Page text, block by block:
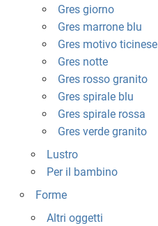
Gres giorno
Gres marrone blu
Gres motivo ticinese
Gres notte
Gres rosso granito
Gres spirale blu
Gres spirale rossa
Gres verde granito
Lustro
Per il bambino
Forme
Altri oggetti